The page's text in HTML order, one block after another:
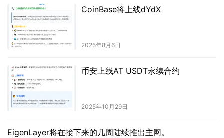
CoinBase将上线dYdX
2025年8月6日
币安上线AT USDT永续合约
2025年10月29日
EigenLayer将在接下来的几周陆续推出主网。